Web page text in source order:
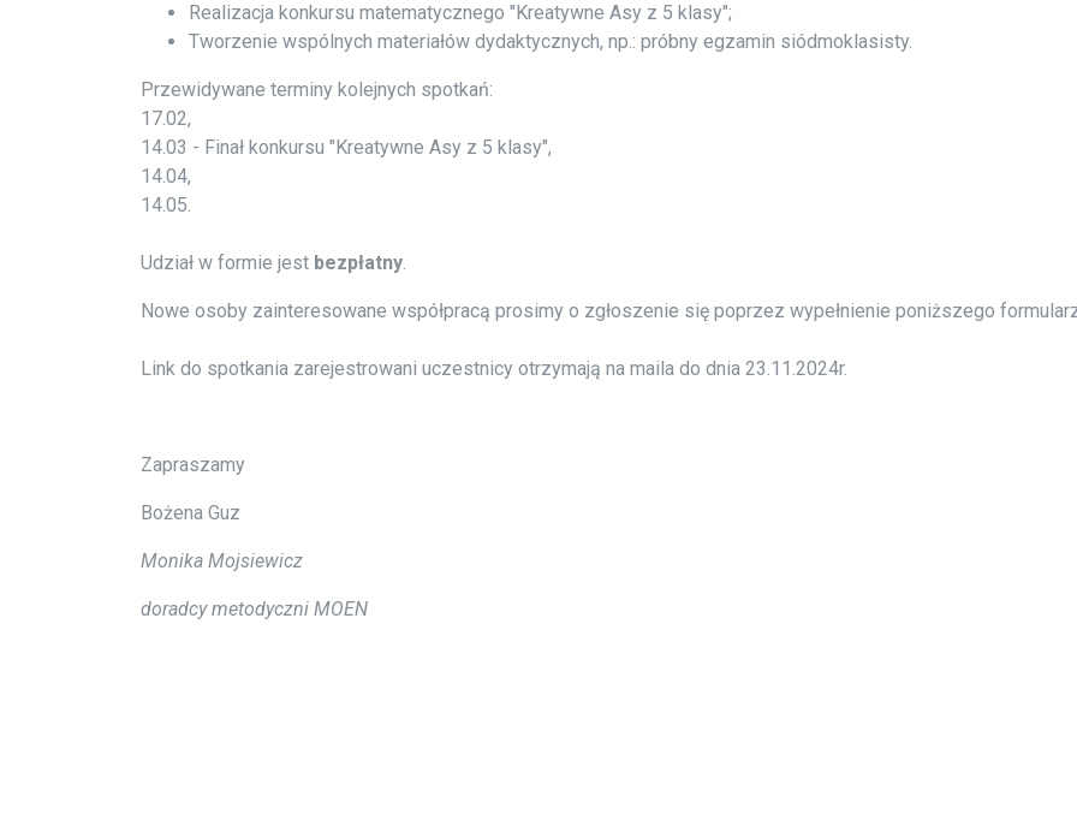
Realizacja konkursu matematycznego "Kreatywne Asy z 5 klasy";
Tworzenie wspólnych materiałów dydaktycznych, np.: próbny egzamin siódmoklasisty.
Przewidywane terminy kolejnych spotkań:
17.02,
14.03 - Finał konkursu "Kreatywne Asy z 5 klasy",
14.04,
14.05.
Udział w formie jest bezpłatny.
Nowe osoby zainteresowane współpracą prosimy o zgłoszenie się poprzez wypełnienie poniższego
Link do spotkania zarejestrowani uczestnicy otrzymają na maila do dnia 23.11.2024r.
Zapraszamy
Bożena Guz
Monika Mojsiewicz
doradcy metodyczni MOEN